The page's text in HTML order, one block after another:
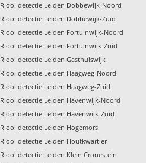
Riool detectie Leiden Dobbewijk-Noord
Riool detectie Leiden Dobbewijk-Zuid
Riool detectie Leiden Fortuinwijk-Noord
Riool detectie Leiden Fortuinwijk-Zuid
Riool detectie Leiden Gasthuiswijk
Riool detectie Leiden Haagweg-Noord
Riool detectie Leiden Haagweg-Zuid
Riool detectie Leiden Havenwijk-Noord
Riool detectie Leiden Havenwijk-Zuid
Riool detectie Leiden Hogemors
Riool detectie Leiden Houtkwartier
Riool detectie Leiden Klein Cronestein